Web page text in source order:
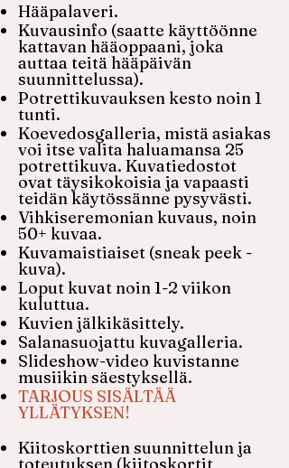
Hääpalaveri.
Kuvausinfo (saatte käyttöönne
kattavan hääoppaani, joka
auttaa teitä hääpäivän
suunnittelussa).
Potrettikuvauksen kesto noin 1
tunti.
Koevedosgalleria, mistä asiakas
voi itse valita haluamansa 25
potrettikuva. Kuvatiedostot
ovat täysikokoisia ja vapaasti
teidän käytössänne pysyvästi.
Vihkiseremonian kuvaus, noin
50+ kuvaa.
Kuvamaistiaiset (sneak peek -
kuva).
Loput kuvat noin 1-2 viikon
kuluttua.
​Kuvien jälkikäsittely.
Salanasuojattu kuvagalleria.
Slideshow-video kuvistanne
musiikin säestyksellä.
TARJOUS SISÄLTÄÄ
YLLÄTYKSEN!
Kiitoskorttien suunnittelun ja